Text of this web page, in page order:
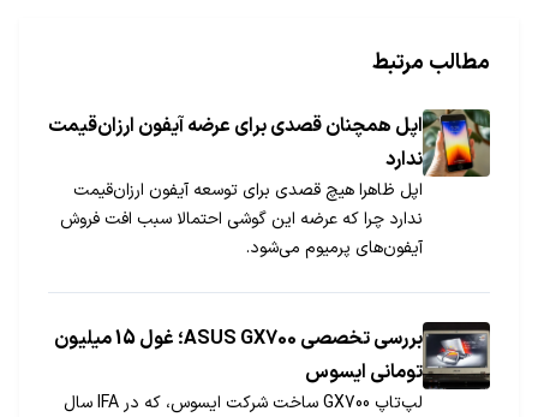
مطالب مرتبط
اپل همچنان قصدی برای عرضه آیفون ارزان‌قیمت
ندارد
اپل ظاهرا هیچ قصدی برای توسعه آیفون ارزان‌قیمت
ندارد چرا که عرضه این گوشی احتمالا سبب افت فروش
آیفون‌های پرمیوم می‌شود.
بررسی تخصصی ASUS GX700؛ غول 15 میلیون
تومانی ایسوس
لپ‌تاپ GX700 ساخت شرکت ایسوس، که در IFA سال